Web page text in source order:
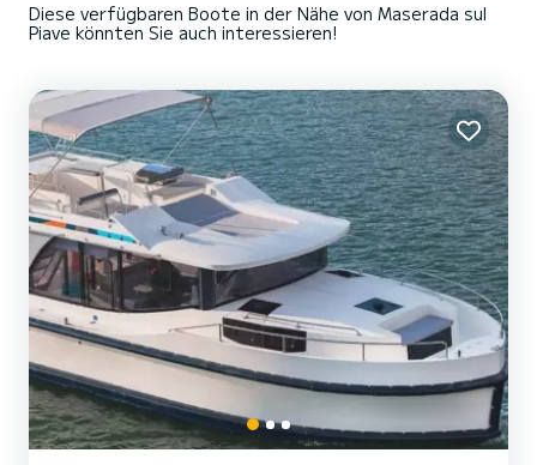
Diese verfügbaren Boote in der Nähe von Maserada sul
Piave könnten Sie auch interessieren!